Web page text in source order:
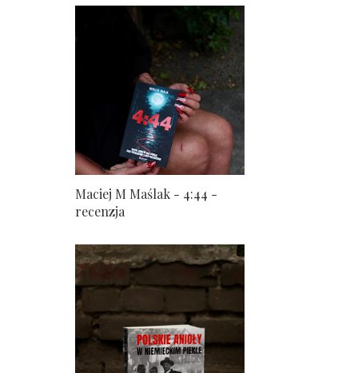
Maciej M Maślak - 4:44 -
recenzja